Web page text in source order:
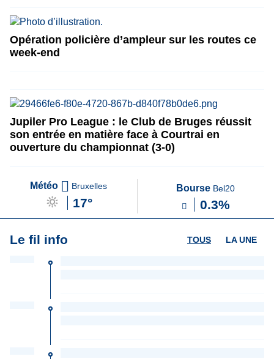
Opération policière d’ampleur sur les routes ce
week-end
Jupiler Pro League : le Club de Bruges réussit
son entrée en matière face à Courtrai en
ouverture du championnat (3-0)
Météo Bruxelles
17°
Bourse Bel20
0.3%
Le fil info LA UNE
TOUS